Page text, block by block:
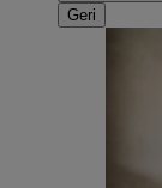
Geri